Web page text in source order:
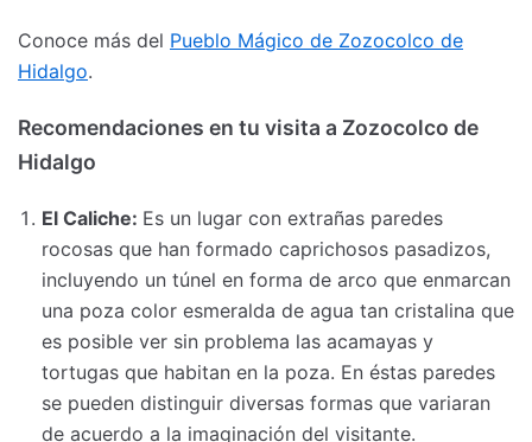
Conoce más del Pueblo Mágico de Zozocolco de
Hidalgo.
Recomendaciones en tu visita a Zozocolco de
Hidalgo
El Caliche: Es un lugar con extrañas paredes
rocosas que han formado caprichosos pasadizos,
incluyendo un túnel en forma de arco que enmarcan
una poza color esmeralda de agua tan cristalina que
es posible ver sin problema las acamayas y
tortugas que habitan en la poza. En éstas paredes
se pueden distinguir diversas formas que variaran
de acuerdo a la imaginación del visitante.